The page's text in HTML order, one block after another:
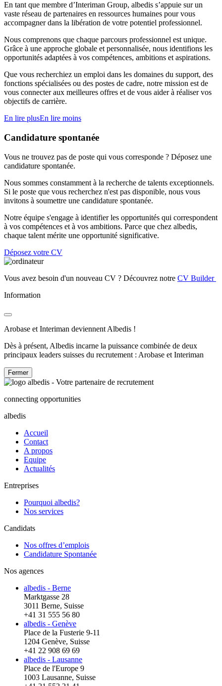
En tant que membre d’Interiman Group, albedis s’appuie sur un
vaste réseau de partenaires en ressources humaines pour vous
accompagner dans la libération de votre potentiel professionnel.
Nous comprenons que chaque parcours professionnel est unique.
Grâce à une approche globale et personnalisée, nous identifions les
opportunités adaptées à vos compétences, ambitions et aspirations.
Que vous recherchiez un emploi dans les domaines du support, des
fonctions spécialisées ou des postes de cadre, notre mission est de
vous connecter aux meilleures offres et de vous aider à réaliser vos
objectifs de carrière.
En lire plusEn lire moins
Candidature spontanée
Vous ne trouvez pas de poste qui vous corresponde ? Déposez une
candidature spontanée.
Nous sommes constamment à la recherche de talents exceptionnels.
Si le poste que vous recherchez n'est pas disponible, nous vous
invitons à soumettre une candidature spontanée.
Notre équipe s'engage à identifier les opportunités qui correspondent
à vos compétences et à vos ambitions. Parce que chez albedis,
chaque talent mérite une opportunité significative.
Déposez votre CV
Vous avez besoin d'un nouveau CV ? Découvrez notre CV Builder
Information
Arobase et Interiman deviennent Albedis !
Dès à présent, Albedis incarne la puissance combinée de deux
principaux leaders suisses du recrutement : Arobase et Interiman
Fermer
connecting opportunities
albedis
Accueil
Contact
A propos
Equipe
Actualités
Entreprises
Pourquoi albedis?
Nos services
Candidats
Nos offres d’emplois
Candidature Spontanée
Nos agences
albedis - Berne
Marktgasse 28
3011 Berne, Suisse
+41 31 555 56 80
albedis - Genève
Place de la Fusterie 9-11
1204 Genève, Suisse
+41 22 908 69 69
albedis - Lausanne
Place de l'Europe 9
1003 Lausanne, Suisse